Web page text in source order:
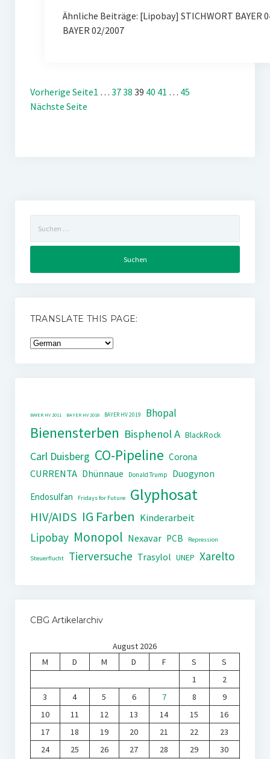
Ähnliche Beiträge: [Lipobay] STICHWORT BAYER
BAYER 02/2007
Vorherige Seite1 … 3738 39 40 41 … 45
Nächste Seite
nach:
TRANSLATE THIS PAGE:
BAYER HV 2011 BAYER HV 2018 BAYER HV 2019 Bhopal
Bienensterben Bisphenol A BlackRock
Carl Duisberg CO-Pipeline Corona
CURRENTA Dhünnaue Donald Trump
Duogynon
Endosulfan
Fridays for Future Glyphosat
HIV/AIDS IG Farben Kinderarbeit
Lipobay Monopol Nexavar PCB Repression
Steuerflucht Tierversuche Trasylol UNEP Xarelto
CBG Artikelarchiv
August 2026
M
D M D F S
S
1
2
3
4 5 6 7 8
9
10
11 12 13 14 15
16
17
18 19 20 21 22
23
24
25 26 27 28 29 30